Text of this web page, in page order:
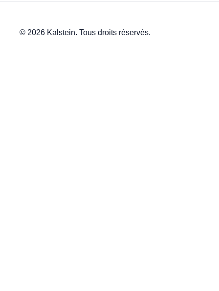
© 2026 Kalstein. Tous droits réservés.